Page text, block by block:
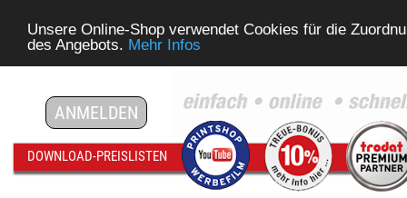
Unsere Online-Shop verwendet Cookies für die
des Angebots. Mehr Infos
DOWNLOAD-PREISLISTEN
ANMELDEN